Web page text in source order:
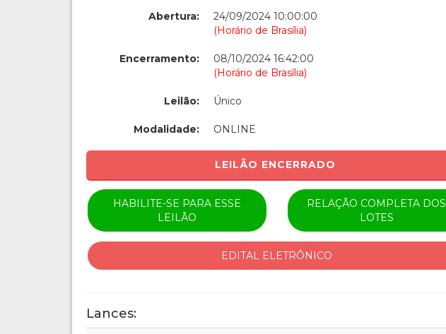
Abertura:
24/09/2024 10:00:00
(Horário de Brasília)
Encerramento:
08/10/2024 16:42:00
(Horário de Brasília)
Leilão: Único
Modalidade: ONLINE
LEILÃO ENCERRADO
HABILITE-SE PARA ESSE
LEILÃO
RELAÇÃO COMPLETA DOS
LOTES
EDITAL ELETRÔNICO
Lances: